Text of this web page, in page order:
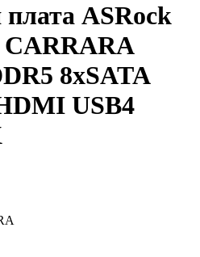
ASRock
8xSATA
USB4